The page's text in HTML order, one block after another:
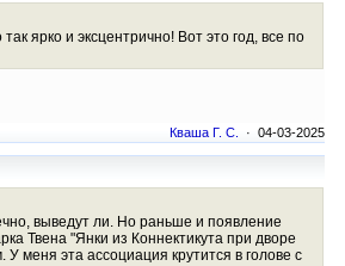
ярко и эксцентрично! Вот это год, все по
Кваша Г. С. · 04-03-2025
выведут ли. Но раньше и появление
Твена "Янки из Коннектикута при дворе
меня эта ассоциация крутится в голове с